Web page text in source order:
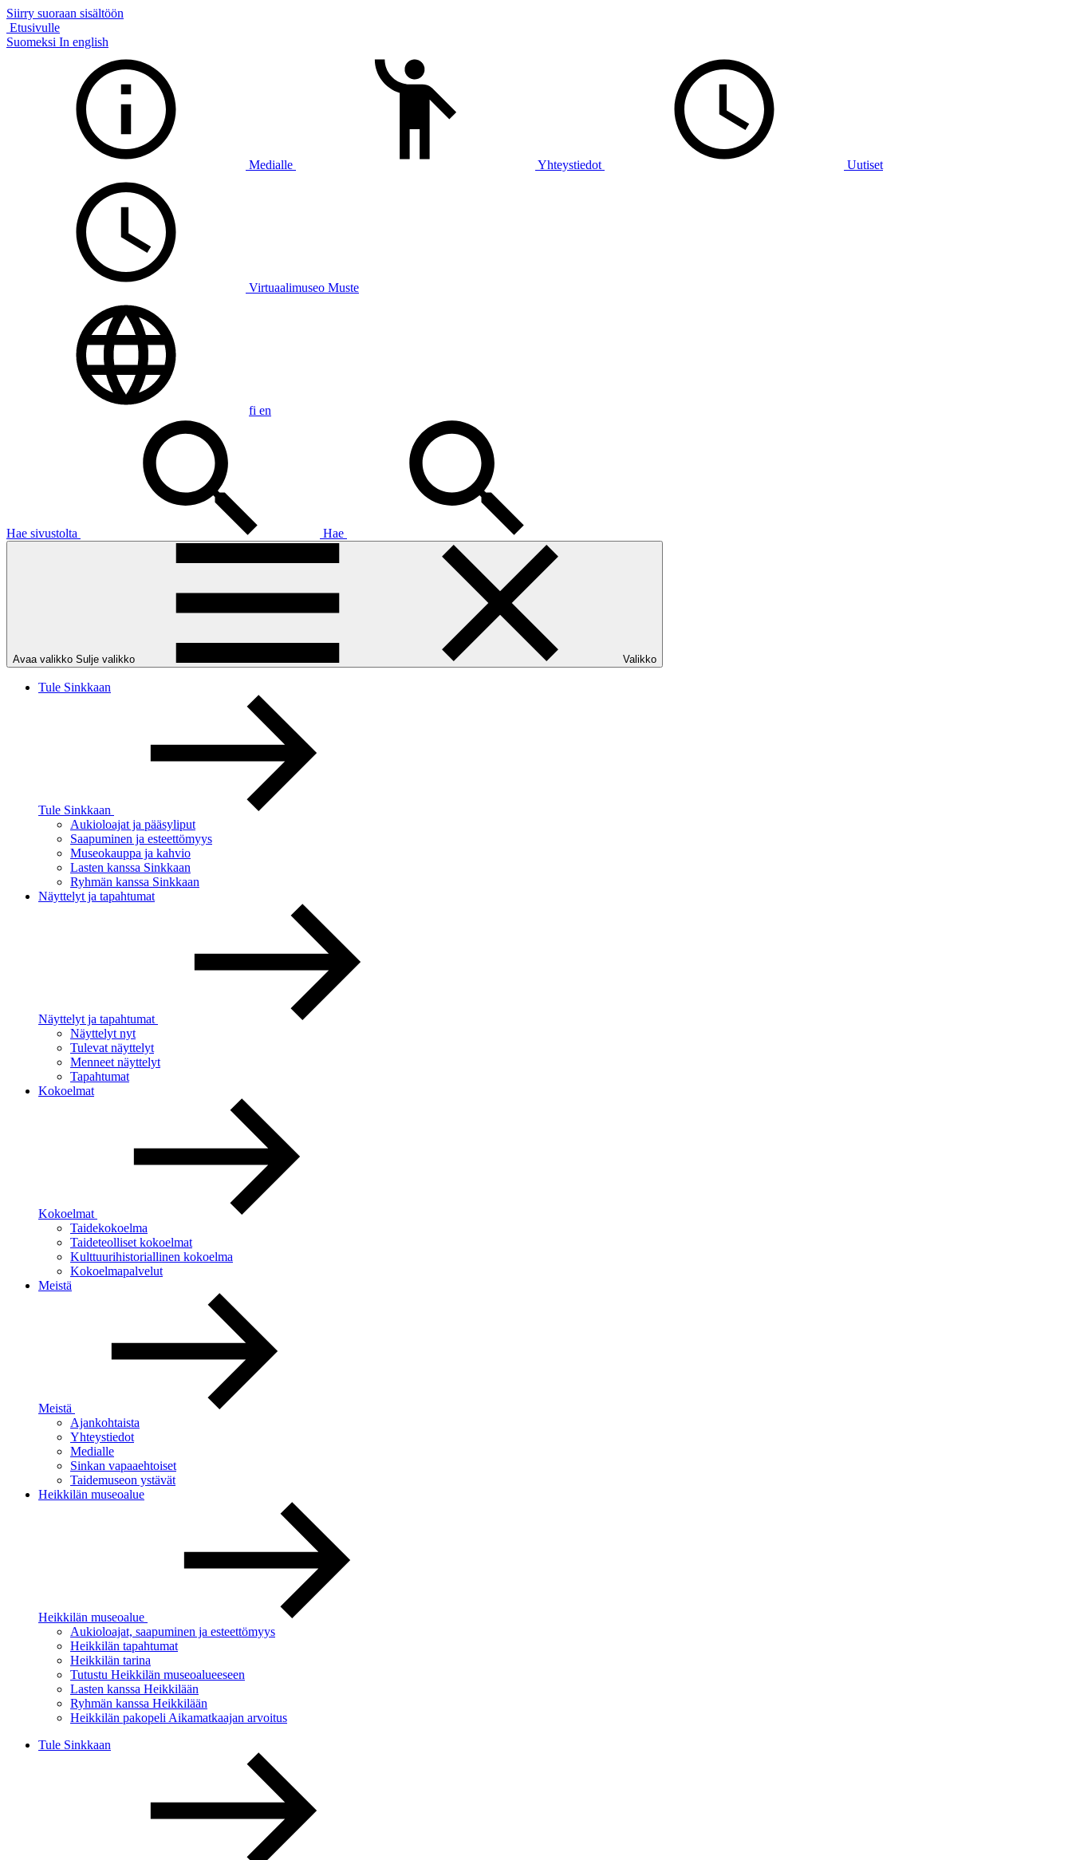
Siirry suoraan sisältöön
Etusivulle
Suomeksi In english
Medialle Yhteystiedot Uutiset
Virtuaalimuseo Muste
fi en
Hae sivustolta Hae
Avaa valikko Sulje valikko Valikko
Tule Sinkkaan
Tule Sinkkaan
Aukioloajat ja pääsyliput
Saapuminen ja esteettömyys
Museokauppa ja kahvio
Lasten kanssa Sinkkaan
Ryhmän kanssa Sinkkaan
Näyttelyt ja tapahtumat
Näyttelyt ja tapahtumat
Näyttelyt nyt
Tulevat näyttelyt
Menneet näyttelyt
Tapahtumat
Kokoelmat
Kokoelmat
Taidekokoelma
Taideteolliset kokoelmat
Kulttuurihistoriallinen kokoelma
Kokoelmapalvelut
Meistä
Meistä
Ajankohtaista
Yhteystiedot
Medialle
Sinkan vapaaehtoiset
Taidemuseon ystävät
Heikkilän museoalue
Heikkilän museoalue
Aukioloajat, saapuminen ja esteettömyys
Heikkilän tapahtumat
Heikkilän tarina
Tutustu Heikkilän museoalueeseen
Lasten kanssa Heikkilään
Ryhmän kanssa Heikkilään
Heikkilän pakopeli Aikamatkaajan arvoitus
Tule Sinkkaan